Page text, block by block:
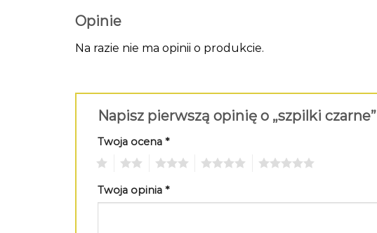
Opinie
Na razie nie ma opinii o produkcie.
Napisz pierwszą opinię o „szpilki czarne”
Twoja ocena *
Twoja opinia *